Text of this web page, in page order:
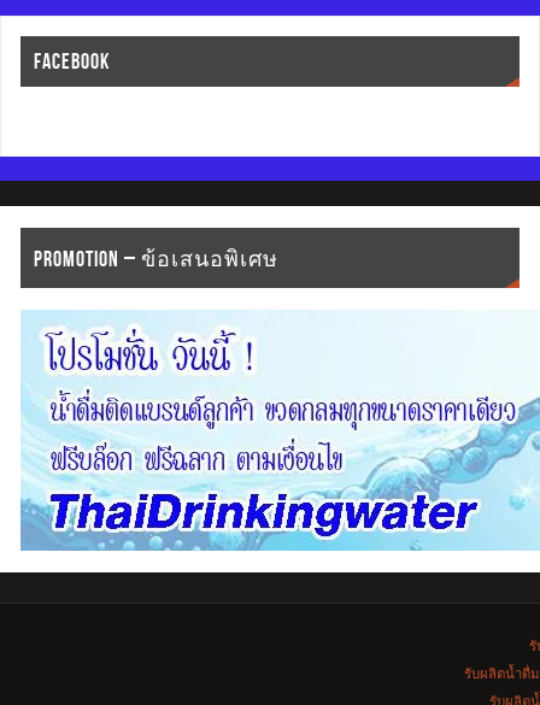
FACEBOOK
PROMOTION – ข้อเสนอพิเศษ
รับผลิตน้ำดื่
รับผลิต